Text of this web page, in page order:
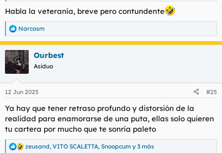
Habla la veteranía, breve pero contundente
R
e
a
c
c
e
:
Narcosm
Ourbest
Asiduo
12 Jun 2025 #25
Ya hay que tener retraso profundo y distorsión de la
realidad para enamorarse de una puta, ellas solo quieren
tu cartera por mucho que te sonría paleto
R
zeusand, VITO SCALETTA, Snoopcum y 3 más